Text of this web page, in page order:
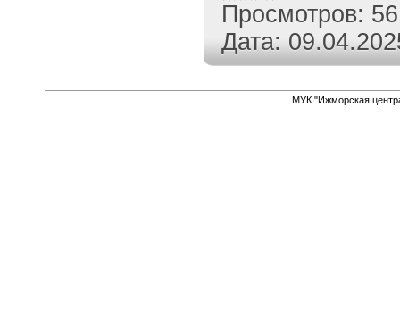
Просмотров: 56
Дата:
МУК "Ижморская